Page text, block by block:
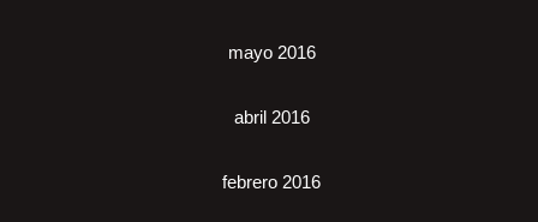
mayo 2016
abril 2016
febrero 2016